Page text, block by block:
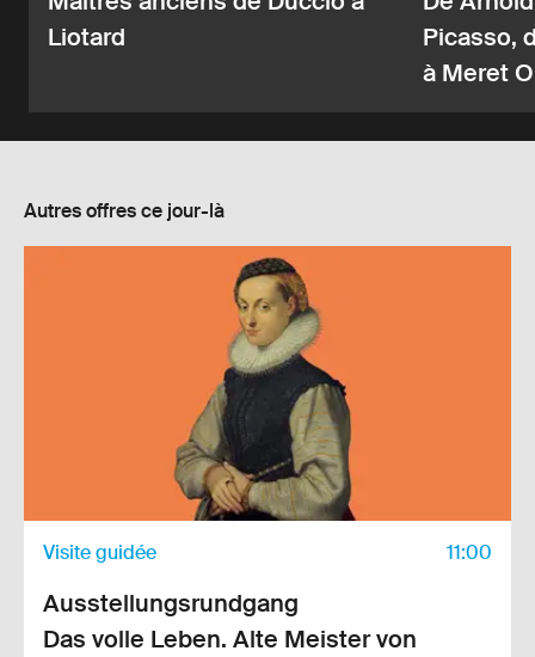
Liotard
Picasso,
à Meret
Autres offres ce jour-là
Visite guidée 11:00
Ausstellungsrund­gang
Das volle Leben. Alte Meister von